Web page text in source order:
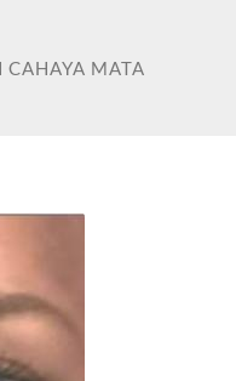
CAHAYA MATA